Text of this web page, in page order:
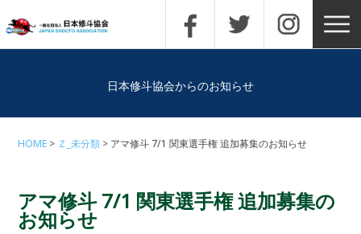
日本修斗協会からのお知らせ
HOME Ｚ_未分類 アマ修斗 7/1 関東選手権 追加募集のお知らせ
アマ修斗 7/1 関東選手権 追加募集の
お知らせ